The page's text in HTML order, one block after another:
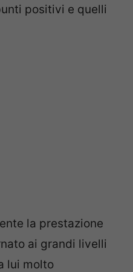
positivi e quelli
la prestazione
ai grandi livelli
lui molto